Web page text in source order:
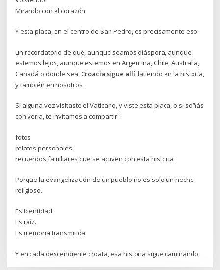
Mirando con el corazón.
Y esta placa, en el centro de San Pedro, es precisamente eso:
un recordatorio de que, aunque seamos diáspora, aunque
estemos lejos, aunque estemos en Argentina, Chile, Australia,
Canadá o donde sea, Croacia sigue allí, latiendo en la historia,
y también en nosotros.
Si alguna vez visitaste el Vaticano, y viste esta placa, o si soñás
con verla, te invitamos a compartir:
fotos
relatos personales
recuerdos familiares que se activen con esta historia
Porque la evangelización de un pueblo no es solo un hecho
religioso.
Es identidad.
Es raíz.
Es memoria transmitida.
Y en cada descendiente croata, esa historia sigue caminando.